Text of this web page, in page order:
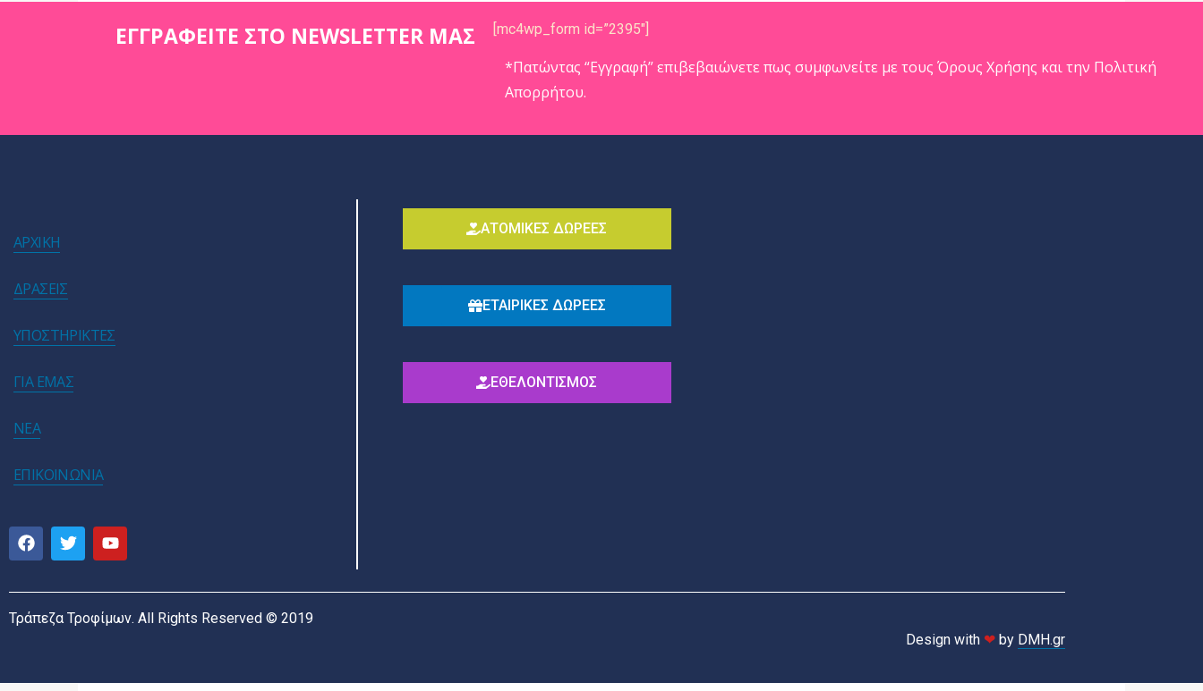
ΕΓΓΡΑΦΕΙΤΕ ΣΤΟ NEWSLETTER ΜΑΣ [mc4wp_form id=”2395″]
*Πατώντας “Εγγραφή” επιβεβαιώνετε πως συμφωνείτε με τους Όρους Χρήσης και την Πολιτική
Απορρήτου.
ΑΡΧΙΚΗ
ΔΡΑΣΕΙΣ
ΥΠΟΣΤΗΡΙΚΤΕΣ
ΓΙΑ ΕΜΑΣ
ΝΕΑ
ΕΠΙΚΟΙΝΩΝΙΑ
ΑΤΟΜΙΚΕΣ ΔΩΡΕΕΣ
ΕΤΑΙΡΙΚΕΣ ΔΩΡΕΕΣ
ΕΘΕΛΟΝΤΙΣΜΟΣ
Τράπεζα Τροφίμων. All Rights Reserved © 2019
Design with❤by DMH.gr